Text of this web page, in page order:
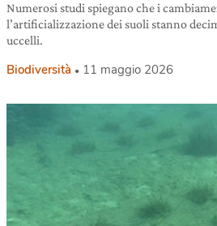
Numerosi studi spiegano che i
l’artificializzazione dei suoli stanno
uccelli.
Biodiversità 11 maggio 2026